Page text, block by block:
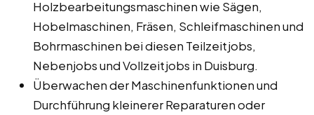
Holzbearbeitungsmaschinen wie Sägen,
Hobelmaschinen, Fräsen, Schleifmaschinen und
Bohrmaschinen bei diesen Teilzeitjobs,
Nebenjobs und Vollzeitjobs in Duisburg.
Überwachen der Maschinenfunktionen und
Durchführung kleinerer Reparaturen oder